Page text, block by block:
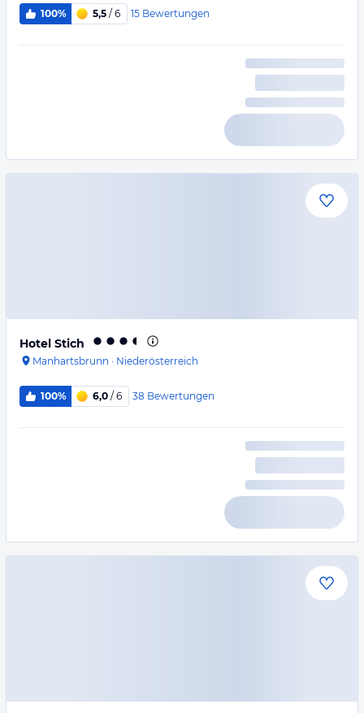
100% 5,5 / 6 15 Bewertungen
Hotel Stich
Manhartsbrunn · Niederösterreich
100% 6,0 / 6 38 Bewertungen